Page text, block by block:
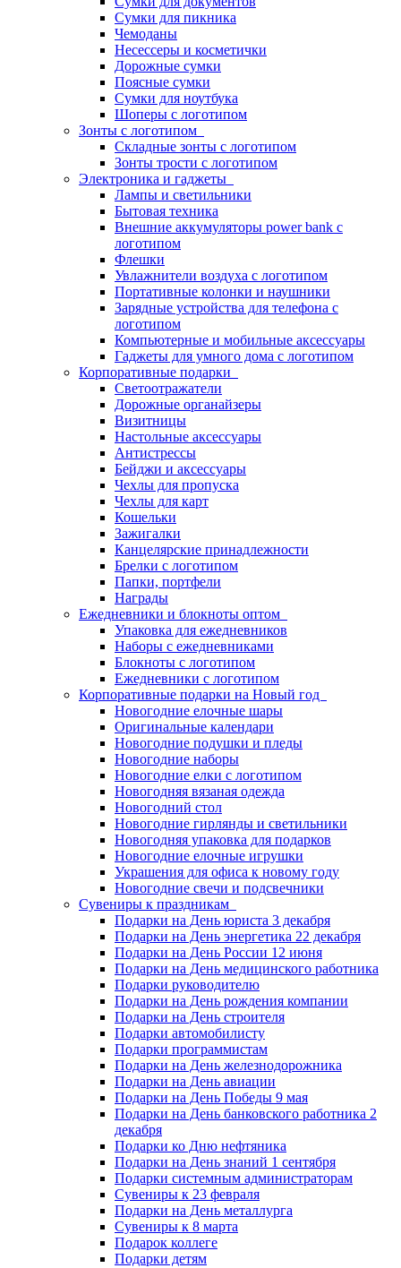
Сумки для пикника
Чемоданы
Несессеры и косметички
Дорожные сумки
Поясные сумки
Сумки для ноутбука
Шоперы с логотипом
Зонты с логотипом
Складные зонты с логотипом
Зонты трости с логотипом
Электроника и гаджеты
Лампы и светильники
Бытовая техника
Внешние аккумуляторы power bank с
логотипом
Флешки
Увлажнители воздуха с логотипом
Портативные колонки и наушники
Зарядные устройства для телефона с
логотипом
Компьютерные и мобильные аксессуары
Гаджеты для умного дома с логотипом
Корпоративные подарки
Светоотражатели
Дорожные органайзеры
Визитницы
Настольные аксессуары
Антистрессы
Бейджи и аксессуары
Чехлы для пропуска
Чехлы для карт
Кошельки
Зажигалки
Канцелярские принадлежности
Брелки с логотипом
Папки, портфели
Награды
Ежедневники и блокноты оптом
Упаковка для ежедневников
Наборы с ежедневниками
Блокноты с логотипом
Ежедневники с логотипом
Корпоративные подарки на Новый год
Новогодние елочные шары
Оригинальные календари
Новогодние подушки и пледы
Новогодние наборы
Новогодние елки с логотипом
Новогодняя вязаная одежда
Новогодний стол
Новогодние гирлянды и светильники
Новогодняя упаковка для подарков
Новогодние елочные игрушки
Украшения для офиса к новому году
Новогодние свечи и подсвечники
Сувениры к праздникам
Подарки на День юриста 3 декабря
Подарки на День энергетика 22 декабря
Подарки на День России 12 июня
Подарки на День медицинского работника
Подарки руководителю
Подарки на День рождения компании
Подарки на День строителя
Подарки автомобилисту
Подарки программистам
Подарки на День железнодорожника
Подарки на День авиации
Подарки на День Победы 9 мая
Подарки на День банковского работника 2
декабря
Подарки ко Дню нефтяника
Подарки на День знаний 1 сентября
Подарки системным администраторам
Сувениры к 23 февраля
Подарки на День металлурга
Сувениры к 8 марта
Подарок коллеге
Подарки детям